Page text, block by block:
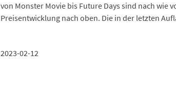
von Monster Movie bis Future Days sind nach
Preisentwicklung nach oben. Die in der letzten
2023-02-12